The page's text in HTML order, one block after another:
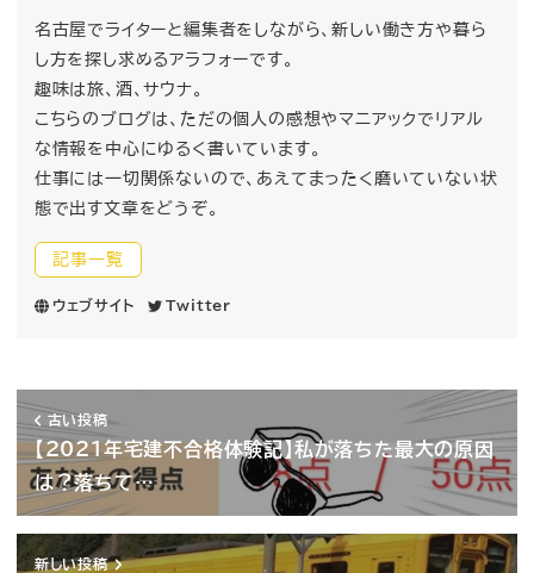
名古屋でライターと編集者をしながら、新しい働き方や暮ら
し方を探し求めるアラフォーです。
趣味は旅、酒、サウナ。
こちらのブログは、ただの個人の感想やマニアックでリアル
な情報を中心にゆるく書いています。
仕事には一切関係ないので、あえてまったく磨いていない状
態で出す文章をどうぞ。
記事一覧
ウェブサイト Twitter
古い投稿
【2021年宅建不合格体験記】私が落ちた最大の原因
は？落ちて…
新しい投稿